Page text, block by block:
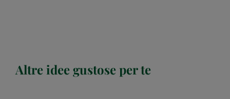
Altre idee gustose per te